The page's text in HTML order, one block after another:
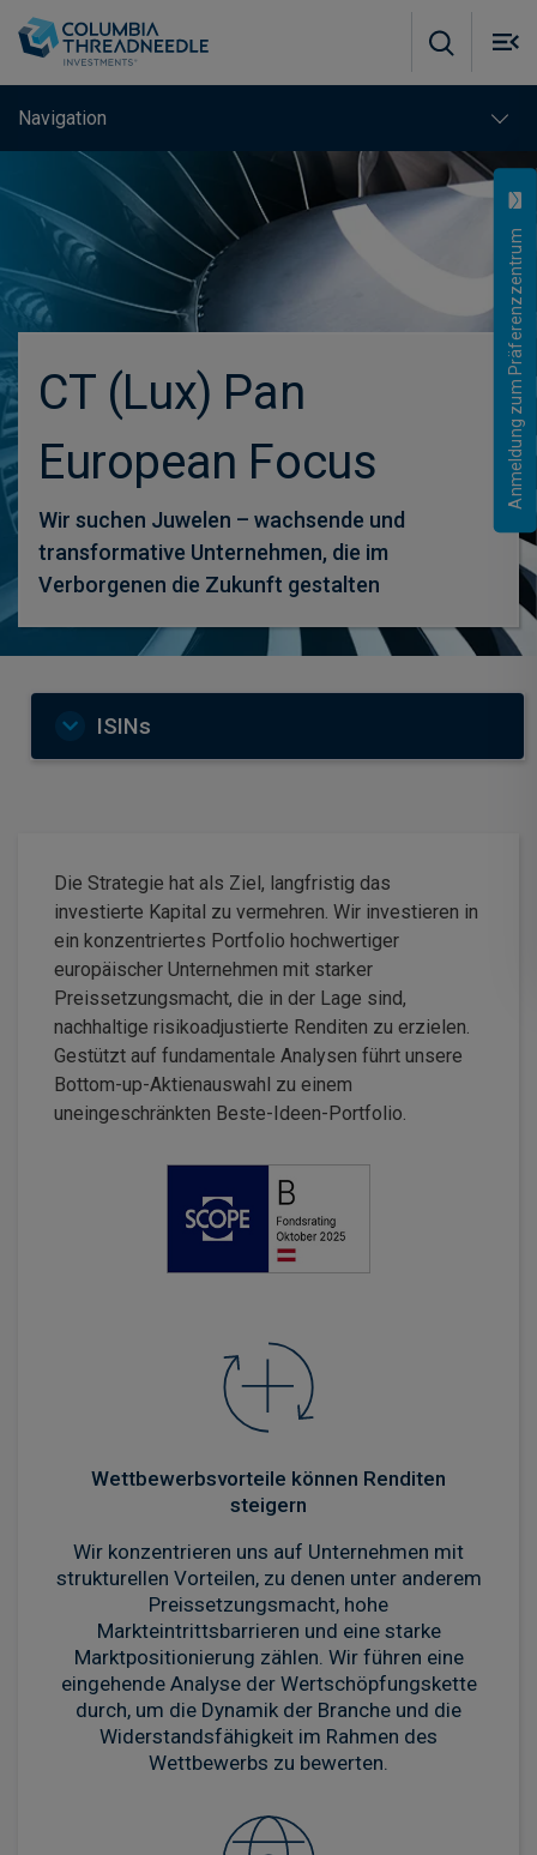
Navigation
Hauptgründe für eine Anlage
Team
Details zum Fonds
Insights
Anstehende Veranstaltungen
CT (Lux) Pan
European Focus
Wir suchen Juwelen – wachsende und
transformative Unternehmen, die im
Verborgenen die Zukunft gestalten
ISINs
Die Strategie hat als Ziel, langfristig das
investierte Kapital zu vermehren. Wir investieren in
ein konzentriertes Portfolio hochwertiger
europäischer Unternehmen mit starker
Preissetzungsmacht, die in der Lage sind,
nachhaltige risikoadjustierte Renditen zu erzielen.
Gestützt auf fundamentale Analysen führt unsere
Bottom-up-Aktienauswahl zu einem
uneingeschränkten Beste-Ideen-Portfolio.
Wettbewerbsvorteile können Renditen
steigern
Wir konzentrieren uns auf Unternehmen mit
strukturellen Vorteilen, zu denen unter anderem
Preissetzungsmacht, hohe
Markteintrittsbarrieren und eine starke
Marktpositionierung zählen. Wir führen eine
eingehende Analyse der Wertschöpfungskette
durch, um die Dynamik der Branche und die
Widerstandsfähigkeit im Rahmen des
Wettbewerbs zu bewerten.
Anmeldung zum Präferenzzentrum